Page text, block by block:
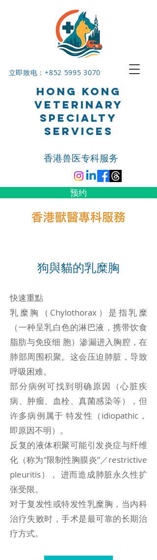
立即致电：+852 5995 3070
HONG KONG
VETERINARY
SPECIALTY
SERVICES
香港兽医专科服务
预约
狗與貓的乳糜胸
快速重點
乳糜胸（Chylothorax）是指乳糜
（一种呈乳白色的淋巴液，携带饮食
脂肪与免疫细 胞）渗漏进入胸腔，在
肺部周围积聚。这会压迫肺脏，导致
呼吸困难。
部分病例可找到明确原因（心脏疾
病、肿瘤、血栓、真菌感染等），但
许多病例属于 特发性（idiopathic，
即原因不明）。
反复的液体积聚可能引发炎症与纤维
化（称为“限制性胸膜炎”／restrictive
pleuritis）， 进而造成肺脏永久性扩
张受限。
对于复发性或特发性乳糜胸，当内科
治疗失败时，手术是最可靠的长期治
疗方式。